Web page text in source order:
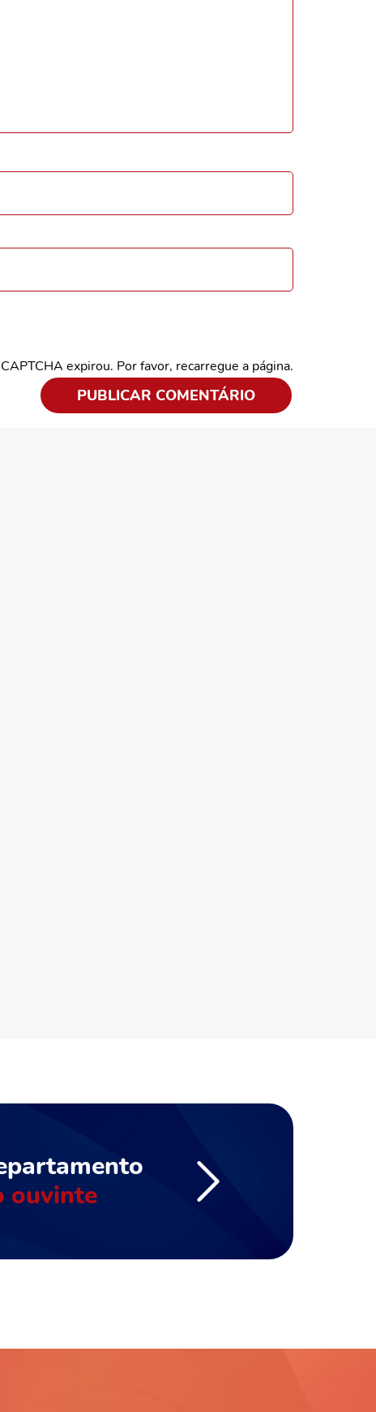
expirou. Por favor, recarregue a página.
ouvinte